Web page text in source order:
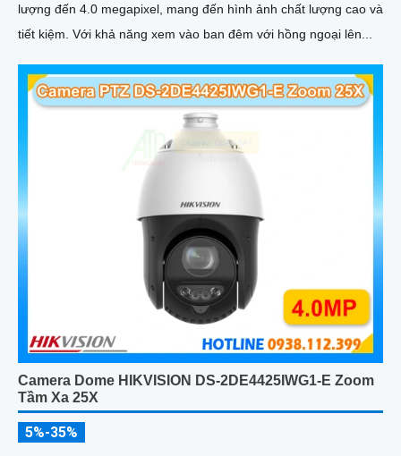
lượng đến 4.0 megapixel, mang đến hình ảnh chất lượng cao và
tiết kiệm. Với khả năng xem vào ban đêm với hồng ngoại lên...
Camera Dome HIKVISION DS-2DE4425IWG1-E Zoom
Tầm Xa 25X
5%-35%